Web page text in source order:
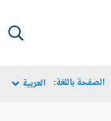
الصفحة باللغة: العربية